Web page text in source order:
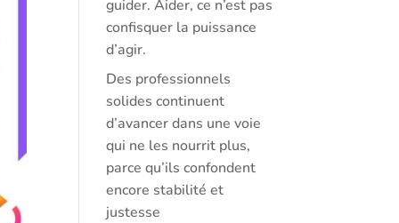
guider. Aider, ce n’est pas
confisquer la puissance
d’agir.
Des professionnels
solides continuent
d’avancer dans une voie
qui ne les nourrit plus,
parce qu’ils confondent
encore stabilité et
justesse